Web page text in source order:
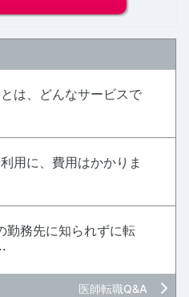
は、どんなサービスで
用に、費用はかかりま
勤務先に知られずに転
医師転職Q&A